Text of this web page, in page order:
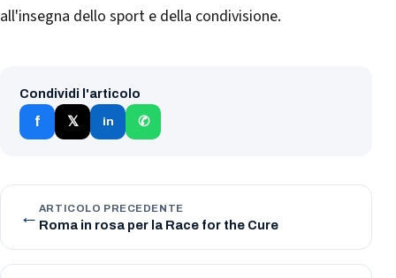
all'insegna dello sport e della condivisione.
Condividi l'articolo
f 𝕏 in ✆
← ARTICOLO PRECEDENTE
Roma in rosa per la Race for the Cure